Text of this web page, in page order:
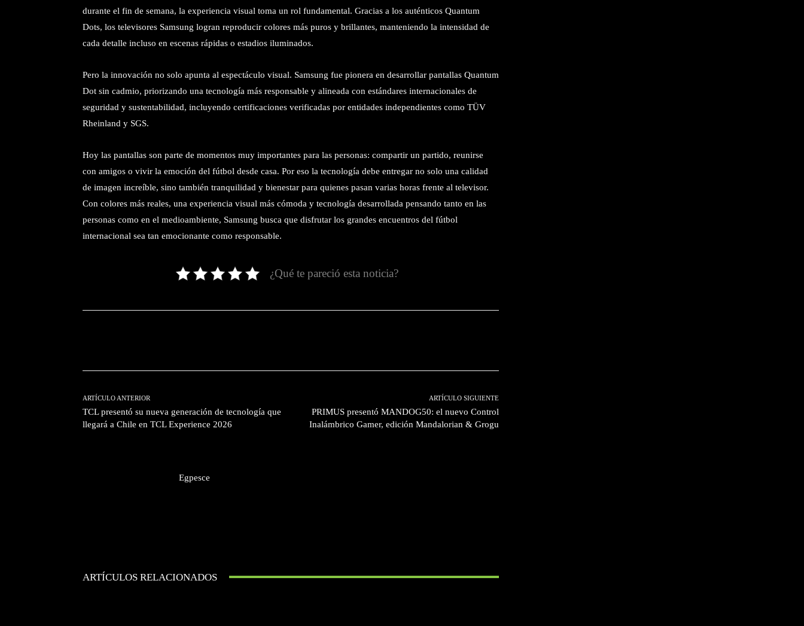
durante el fin de semana, la experiencia visual toma un rol fundamental. Gracias a los auténticos Quantum
Dots, los televisores Samsung logran reproducir colores más puros y brillantes, manteniendo la intensidad de
cada detalle incluso en escenas rápidas o estadios iluminados.
Pero la innovación no solo apunta al espectáculo visual. Samsung fue pionera en desarrollar pantallas Quantum
Dot sin cadmio, priorizando una tecnología más responsable y alineada con estándares internacionales de
seguridad y sustentabilidad, incluyendo certificaciones verificadas por entidades independientes como TÜV
Rheinland y SGS.
Hoy las pantallas son parte de momentos muy importantes para las personas: compartir un partido, reunirse
con amigos o vivir la emoción del fútbol desde casa. Por eso la tecnología debe entregar no solo una calidad
de imagen increíble, sino también tranquilidad y bienestar para quienes pasan varias horas frente al televisor.
Con colores más reales, una experiencia visual más cómoda y tecnología desarrollada pensando tanto en las
personas como en el medioambiente, Samsung busca que disfrutar los grandes encuentros del fútbol
internacional sea tan emocionante como responsable.
¿Qué te pareció esta noticia?
ARTÍCULO ANTERIOR
TCL presentó su nueva generación de tecnología que
llegará a Chile en TCL Experience 2026
ARTÍCULO SIGUIENTE
PRIMUS presentó MANDOG50: el nuevo Control
Inalámbrico Gamer, edición Mandalorian & Grogu
Egpesce
ARTÍCULOS RELACIONADOS